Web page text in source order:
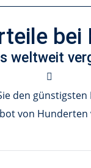
bei
weltweit
den günstigsten
von Hunderten